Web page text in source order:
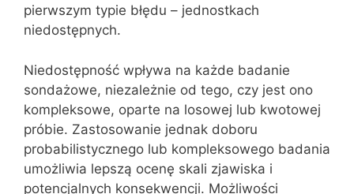
pierwszym typie błędu – jednostkach
niedostępnych.
Niedostępność wpływa na każde badanie
sondażowe, niezależnie od tego, czy jest ono
kompleksowe, oparte na losowej lub kwotowej
próbie. Zastosowanie jednak doboru
probabilistycznego lub kompleksowego badania
umożliwia lepszą ocenę skali zjawiska i
potencjalnych konsekwencji. Możliwości